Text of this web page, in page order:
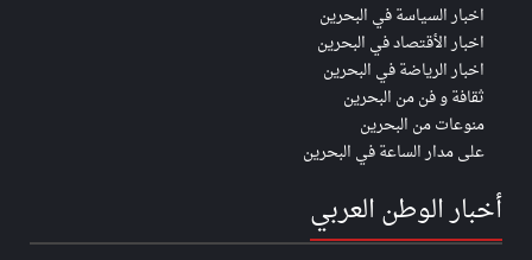
اخبار السياسة في البحرين
اخبار الأقتصاد في البحرين
اخبار الرياضة في البحرين
ثقافة و فن من البحرين
منوعات من البحرين
على مدار الساعة في البحرين
أخبار الوطن العربي